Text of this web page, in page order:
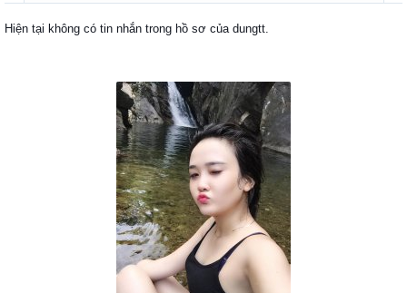
Hiện tại không có tin nhắn trong hồ sơ của dungtt.